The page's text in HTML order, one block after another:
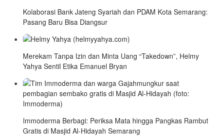
Kolaborasi Bank Jateng Syariah dan PDAM Kota Semarang:
Pasang Baru Bisa Diangsur
Merekam Tanpa Izin dan Minta Uang “Takedown”, Helmy
Yahya Sentil Etika Emanuel Bryan
Immoderma Berbagi: Periksa Mata hingga Pangkas Rambut
Gratis di Masjid Al-Hidayah Semarang